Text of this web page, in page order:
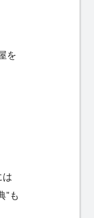
を
は
”も